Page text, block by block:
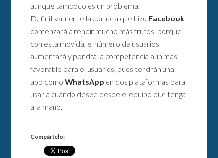
aunque tampoco es un problema.
Definitivamente la compra que hizo Facebook
comenzará a rendir mucho más frutos, porque
con esta movida, el número de usuarios
aumentará y pondrá la competencia aún más
favorable para el usuarios, pues tendrán una
app comoWhatsApp en dos plataformas para
usarla cuando desee desde el equipo que tenga
a la mano.
Compártelo: